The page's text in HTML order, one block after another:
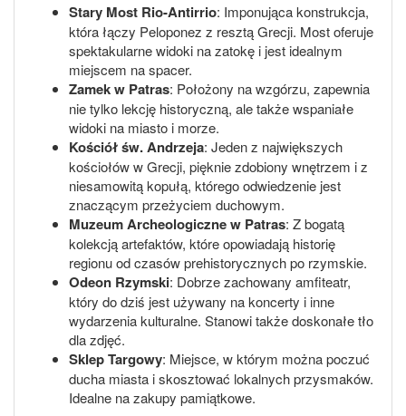
Stary Most Rio-Antirrio: Imponująca konstrukcja,
która łączy Peloponez z resztą Grecji. Most oferuje
spektakularne widoki na zatokę i jest idealnym
miejscem na spacer.
Zamek w Patras: Położony na wzgórzu, zapewnia
nie tylko lekcję historyczną, ale także wspaniałe
widoki na miasto i morze.
Kościół św. Andrzeja: Jeden z największych
kościołów w Grecji, pięknie zdobiony wnętrzem i z
niesamowitą kopułą, którego odwiedzenie jest
znaczącym przeżyciem duchowym.
Muzeum Archeologiczne w Patras: Z bogatą
kolekcją artefaktów, które opowiadają historię
regionu od czasów prehistorycznych po rzymskie.
Odeon Rzymski: Dobrze zachowany amfiteatr,
który do dziś jest używany na koncerty i inne
wydarzenia kulturalne. Stanowi także doskonałe tło
dla zdjęć.
Sklep Targowy: Miejsce, w którym można poczuć
ducha miasta i skosztować lokalnych przysmaków.
Idealne na zakupy pamiątkowe.